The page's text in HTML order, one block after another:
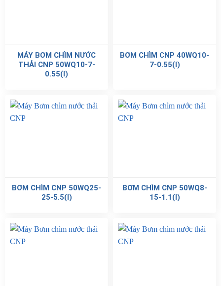
MÁY BƠM CHÌM NƯỚC
THẢI CNP 50WQ10-7-
0.55(I)
BƠM CHÌM CNP 40WQ10-
7-0.55(I)
BƠM CHÌM CNP 50WQ25-
25-5.5(I)
BƠM CHÌM CNP 50WQ8-
15-1.1(I)